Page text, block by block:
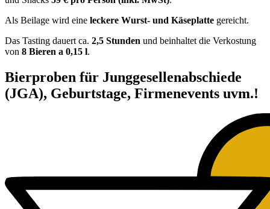
Als Beilage wird eine leckere Wurst- und Käseplatte gereicht.
Das Tasting dauert ca. 2,5 Stunden und beinhaltet die Verkostung
von 8 Bieren a 0,15 l.
Bierproben für Junggesellenabschiede
(JGA), Geburtstage, Firmenevents uvm.!